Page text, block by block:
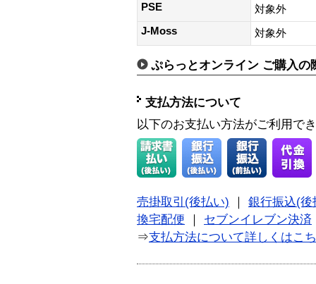
PSE
対象外
J-Moss
対象外
ぷらっとオンライン ご購入の
支払方法について
以下のお支払い方法がご利用で
売掛取引(後払い)
銀行振込(後
換宅配便
セブンイレブン決済
⇒支払方法について詳しくはこ